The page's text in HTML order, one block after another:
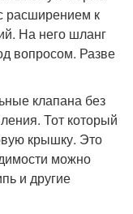
расширением к
На него шланг
вопросом. Разве
клапана без
Тот который
крышку. Это
можно
и другие